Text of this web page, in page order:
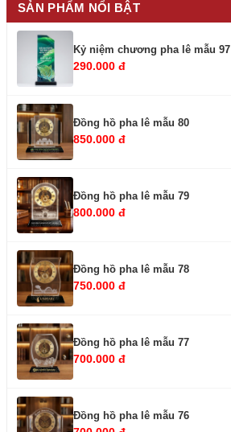
SẢN PHẨM NỔI BẬT
Kỷ niệm chương pha lê mẫu 97
290.000 đ
Đồng hồ pha lê mẫu 80
850.000 đ
Đồng hồ pha lê mẫu 79
800.000 đ
Đồng hồ pha lê mẫu 78
750.000 đ
Đồng hồ pha lê mẫu 77
700.000 đ
Đồng hồ pha lê mẫu 76